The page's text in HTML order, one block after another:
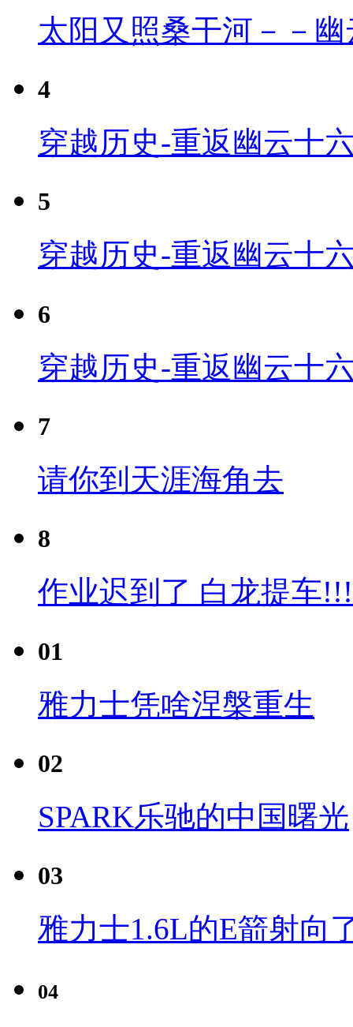
太阳又照桑干河－－
4
穿越历史-重返幽云十
5
穿越历史-重返幽云十
6
穿越历史-重返幽云十
7
请你到天涯海角去
8
作业迟到了 白龙提车
01
雅力士凭啥涅槃重生
02
SPARK乐驰的中国曙光
03
雅力士1.6L的E箭射向
04